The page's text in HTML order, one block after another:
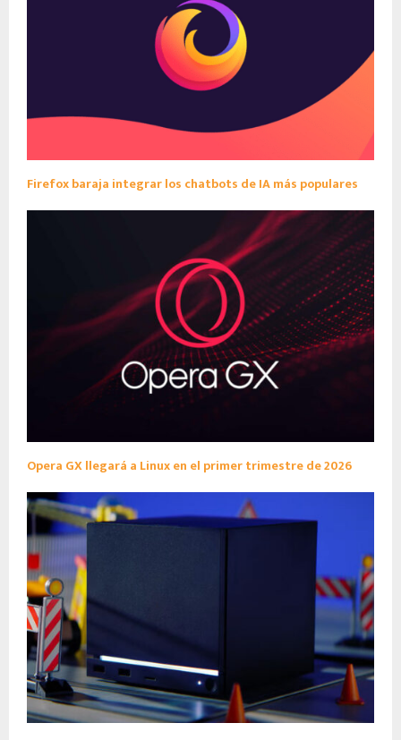
Firefox baraja integrar los chatbots de IA más populares
Opera GX llegará a Linux en el primer trimestre de 2026